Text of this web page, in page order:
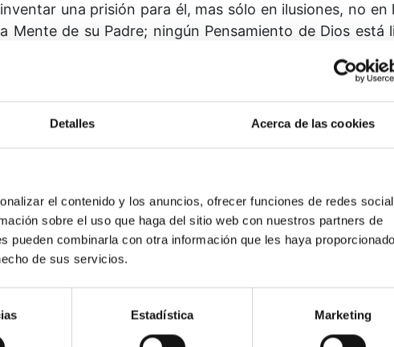
Detalles Acerca de las cookies
el contenido y los anuncios, ofrecer funciones de redes
sobre el uso que haga del sitio web con nuestros partners de
pueden combinarla con otra información que les haya
de sus servicios.
Estadística Marketing
una prisión para él, mas sólo en ilusiones, no en
Mente de su Padre; nin­gún Pensamiento de Dios está
dejar de ser eternamente puro. ¿Puedo acaso
y semejante a Él en libertad y amor?
puedo encontrar el camino que me conduce hasta Ti.
creaste ilimitado.
El honor que le rindo a él Te lo